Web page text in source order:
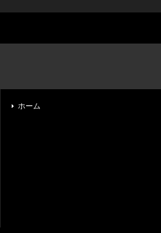
ホーム